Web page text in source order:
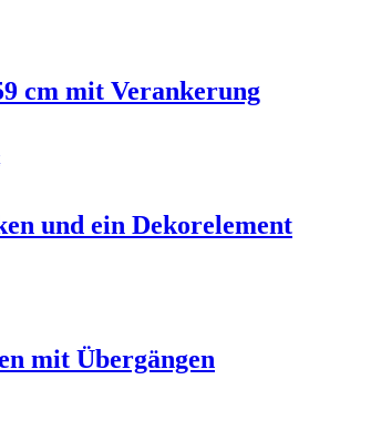
cm mit Verankerung
und ein Dekorelement
mit Übergängen